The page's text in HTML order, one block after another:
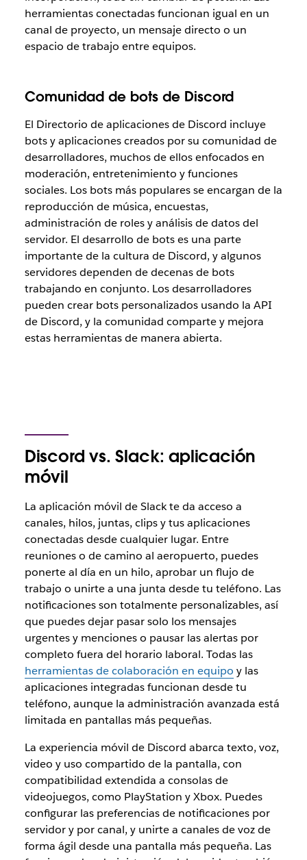
herramientas conectadas funcionan igual en un
canal de proyecto, un mensaje directo o un
espacio de trabajo entre equipos.
Comunidad de bots de Discord
El Directorio de aplicaciones de Discord incluye
bots y aplicaciones creados por su comunidad de
desarrolladores, muchos de ellos enfocados en
moderación, entretenimiento y funciones
sociales. Los bots más populares se encargan de la
reproducción de música, encuestas,
administración de roles y análisis de datos del
servidor. El desarrollo de bots es una parte
importante de la cultura de Discord, y algunos
servidores dependen de decenas de bots
trabajando en conjunto. Los desarrolladores
pueden crear bots personalizados usando la API
de Discord, y la comunidad comparte y mejora
estas herramientas de manera abierta.
Discord vs. Slack: aplicación
móvil
La aplicación móvil de Slack te da acceso a
canales, hilos, juntas, clips y tus aplicaciones
conectadas desde cualquier lugar. Entre
reuniones o de camino al aeropuerto, puedes
ponerte al día en un hilo, aprobar un flujo de
trabajo o unirte a una junta desde tu teléfono. Las
notificaciones son totalmente personalizables, así
que puedes dejar pasar solo los mensajes
urgentes y menciones o pausar las alertas por
completo fuera del horario laboral. Todas las
herramientas de colaboración en equipo y las
aplicaciones integradas funcionan desde tu
teléfono, aunque la administración avanzada está
limitada en pantallas más pequeñas.
La experiencia móvil de Discord abarca texto, voz,
video y uso compartido de la pantalla, con
compatibilidad extendida a consolas de
videojuegos, como PlayStation y Xbox. Puedes
configurar las preferencias de notificaciones por
servidor y por canal, y unirte a canales de voz de
forma ágil desde una pantalla más pequeña. Las